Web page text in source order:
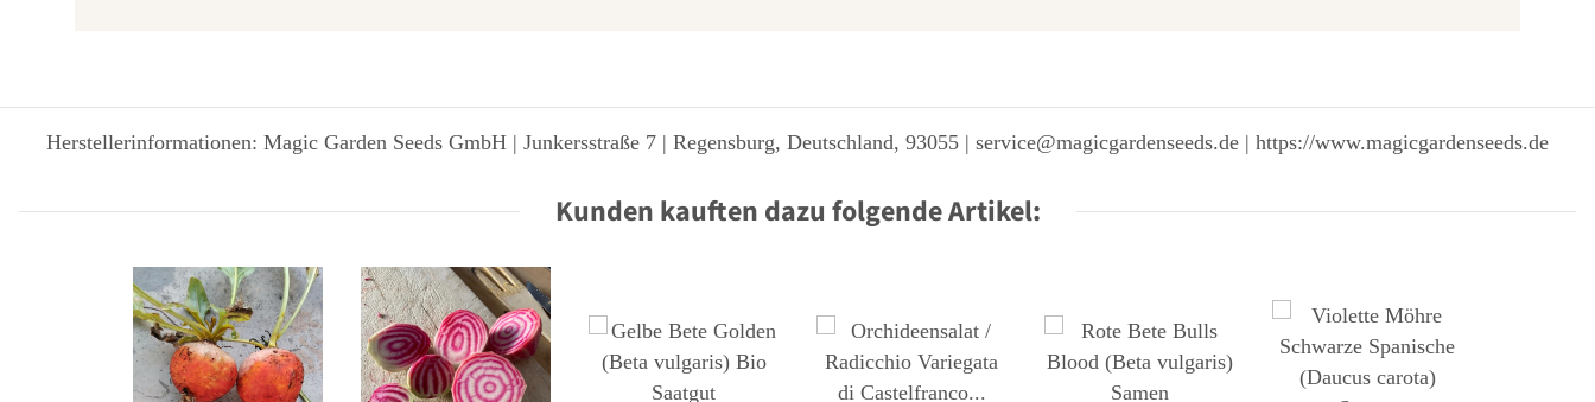
Herstellerinformationen: Magic Garden Seeds GmbH | Junkersstraße 7 | Regensburg, Deutschland, 93055 | service@magicgardenseeds.de | https://www.magicgardenseeds.de
Kunden kauften dazu folgende Artikel: